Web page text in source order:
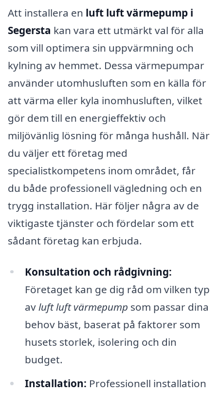
Att installera en luft luft värmepump i
Segersta kan vara ett utmärkt val för alla
som vill optimera sin uppvärmning och
kylning av hemmet. Dessa värmepumpar
använder utomhusluften som en källa för
att värma eller kyla inomhusluften, vilket
gör dem till en energieffektiv och
miljövänlig lösning för många hushåll. När
du väljer ett företag med
specialistkompetens inom området, får
du både professionell vägledning och en
trygg installation. Här följer några av de
viktigaste tjänster och fördelar som ett
sådant företag kan erbjuda.
Konsultation och rådgivning:
Företaget kan ge dig råd om vilken typ
av luft luft värmepump som passar dina
behov bäst, baserat på faktorer som
husets storlek, isolering och din
budget.
Installation: Professionell installation